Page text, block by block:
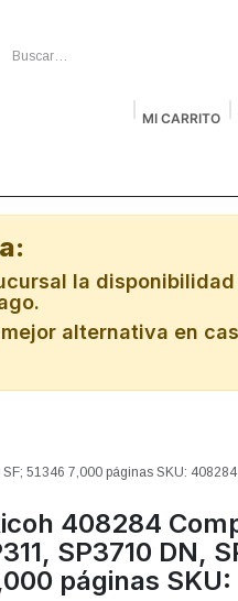
MI CARRITO
la
alternativa en
51346 7,000 páginas SKU: 408284
408284
SP3710 DN,
páginas